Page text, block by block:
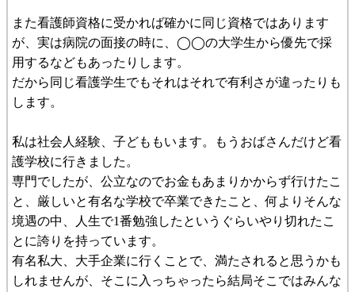
また看護師資格に受かれば確かに同じ資格ではあります
が、実は病院の面接の時に、◯◯の大学生から優先で採
用するなどもあったりします。
だから同じ看護学生でもそれはそれで有利さが違ったりも
します。
私は社会人経験、子どももいます。もうおばさんだけど看
護学校に行きました。
専門でしたが、公立なのでお金もあまりかからず行けたこ
と、厳しいと有名な学校で卒業できたこと、何よりそんな
境遇の中、人生で1番勉強したというぐらいやり切れたこ
とに誇りを持っています。
有名私大、大手企業に行くことで、満たされると思うかも
しれませんが、そこに入っちゃったら結局そこではみんな